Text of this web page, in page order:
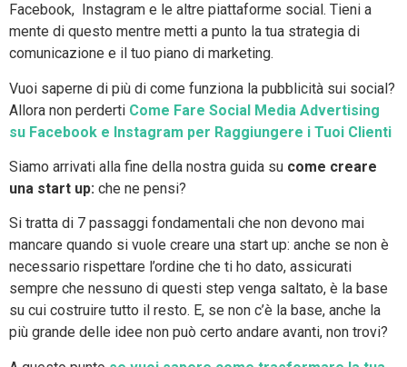
Facebook, Instagram e le altre piattaforme social. Tieni a
mente di questo mentre metti a punto la tua strategia di
comunicazione e il tuo piano di marketing.
Vuoi saperne di più di come funziona la pubblicità sui social?
Allora non perderti Come Fare Social Media Advertising
su Facebook e Instagram per Raggiungere i Tuoi Clienti
Siamo arrivati alla fine della nostra guida su come creare
una start up: che ne pensi?
Si tratta di 7 passaggi fondamentali che non devono mai
mancare quando si vuole creare una start up: anche se non è
necessario rispettare l’ordine che ti ho dato, assicurati
sempre che nessuno di questi step venga saltato, è la base
su cui costruire tutto il resto. E, se non c’è la base, anche la
più grande delle idee non può certo andare avanti, non trovi?